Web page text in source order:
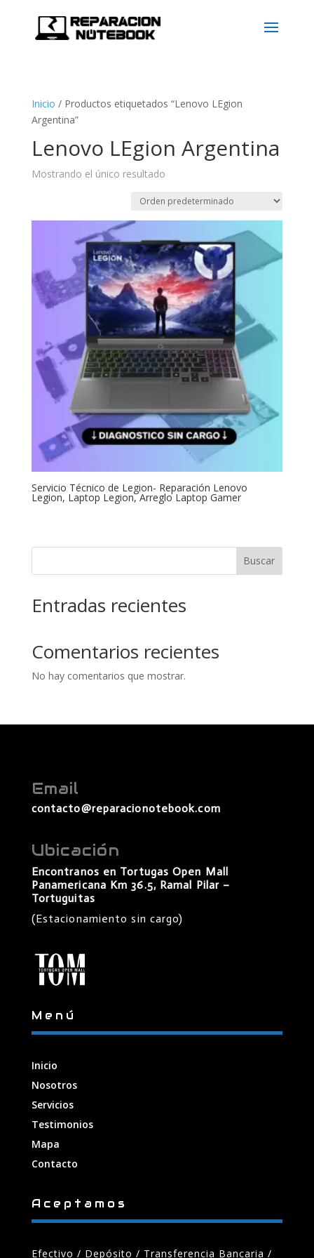
Inicio / Productos etiquetados “Lenovo LEgion
Argentina”
Lenovo LEgion Argentina
Mostrando el único resultado
Servicio Técnico de Legion- Reparación Lenovo
Legion, Laptop Legion, Arreglo Laptop Gamer
Buscar
Entradas recientes
Comentarios recientes
No hay comentarios que mostrar.
Email
contacto@reparacionotebook.com
Ubicación
Encontranos en Tortugas Open Mall
Panamericana Km 36.5, Ramal Pilar –
Tortuguitas
(Estacionamiento sin cargo)
Menú
Inicio
Nosotros
Servicios
Testimonios
Mapa
Contacto
Aceptamos
Efectivo / Depósito / Transferencia Bancaria /